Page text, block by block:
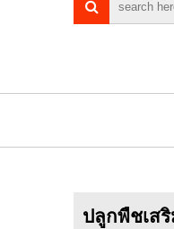
ปลูกพืชเส